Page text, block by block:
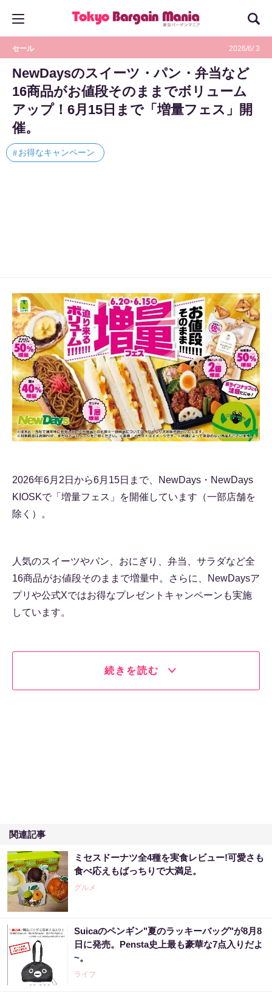
セール 2026/6/ 3
NewDaysのスイーツ・パン・弁当など
16商品がお値段そのままでボリューム
アップ！6月15日まで「増量フェス」開
催。
お得なキャンペーン
2026年6月2日から6月15日まで、NewDays・NewDays
KIOSKで「増量フェス」を開催しています（一部店舗を
除く）。
人気のスイーツやパン、おにぎり、弁当、サラダなど全
16商品がお値段そのままで増量中。さらに、NewDaysア
プリや公式Xではお得なプレゼントキャンペーンも実施
しています。
続きを読む
関連記事
ミセスドーナツ全4種を実食レビュー!可愛さも
食べ応えもばっちりで大満足。
グルメ
Suicaのペンギン"夏のラッキーバッグ"が8月8
日に発売。Pensta史上最も豪華な7点入りだよ
~。
ライフ